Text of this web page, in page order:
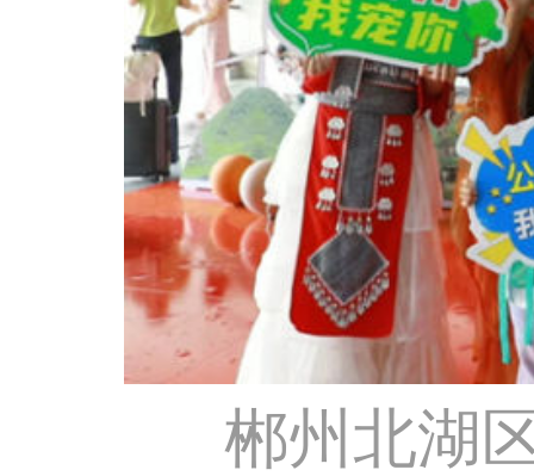
郴州北湖